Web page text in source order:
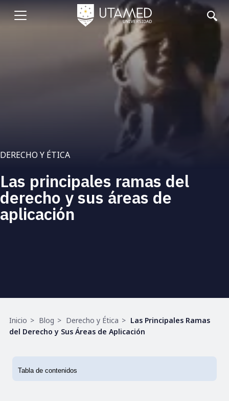
Abrir
DERECHO Y ÉTICA
Las principales ramas del
derecho y sus áreas de
aplicación
Ruta
de
Inicio Blog Derecho y Ética
Las Principales Ramas
del Derecho y Sus Áreas de Aplicación